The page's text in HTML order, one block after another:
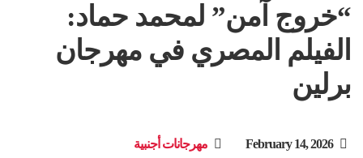
“خروج آمن” لمحمد حماد:
الفيلم المصري في مهرجان
برلين
February 14, 2026 مهرجانات أجنبية